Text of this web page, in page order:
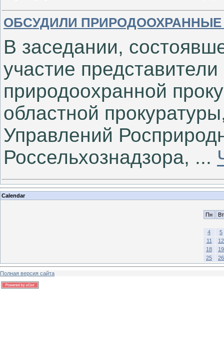
ОБСУДИЛИ
В заседании,
участие
природоохранной
областной
Управлений
Россельхознадзора, ...
Calendar
Пн Вт
4
5
11
12
18
19
25
26
Полная версия сайта